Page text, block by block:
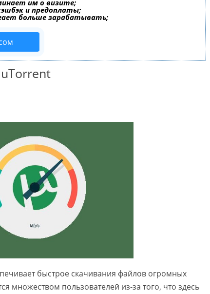
им о визите;
и предоплаты;
больше зарабатывать;
быстрое скачивания файлов огромных
множеством пользователей из-за того, что здесь